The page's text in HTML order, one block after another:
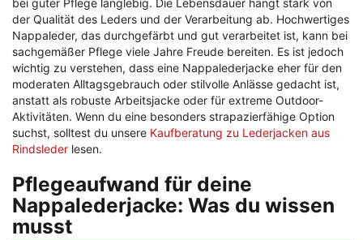
bei guter Pflege langlebig. Die Lebensdauer hängt stark von
der Qualität des Leders und der Verarbeitung ab. Hochwertiges
Nappaleder, das durchgefärbt und gut verarbeitet ist, kann bei
sachgemäßer Pflege viele Jahre Freude bereiten. Es ist jedoch
wichtig zu verstehen, dass eine Nappalederjacke eher für den
moderaten Alltagsgebrauch oder stilvolle Anlässe gedacht ist,
anstatt als robuste Arbeitsjacke oder für extreme Outdoor-
Aktivitäten. Wenn du eine besonders strapazierfähige Option
suchst, solltest du unsere Kaufberatung zu Lederjacken aus
Rindsleder lesen.
Pflegeaufwand für deine
Nappalederjacke: Was du wissen
musst